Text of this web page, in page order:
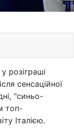
розіграші
сенсаційної
"синьо-
топ-
Італією.